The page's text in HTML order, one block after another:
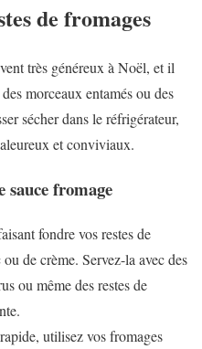
de fromages
très généreux à Noël, et il
morceaux entamés ou des
sécher dans le réfrigérateur,
et conviviaux.
sauce fromage
fondre vos restes de
de crème. Servez-la avec des
ou même des restes de
utilisez vos fromages